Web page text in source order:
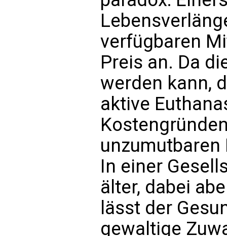
verfügbaren
Preis an. Da
werden kann,
aktive
In einer
älter, dabei
lässt der
gewaltige